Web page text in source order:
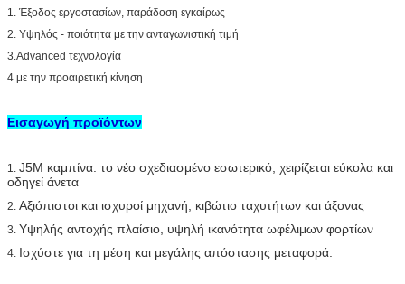
1. Έξοδος εργοστασίων, παράδοση εγκαίρως
2. Υψηλός - ποιότητα με την ανταγωνιστική τιμή
3.Advanced τεχνολογία
4 με την προαιρετική κίνηση
Εισαγωγή προϊόντων
1. J5M καμπίνα: το νέο σχεδιασμένο εσωτερικό, χειρίζεται εύκολα και
οδηγεί άνετα
2. Αξιόπιστοι και ισχυροί μηχανή, κιβώτιο ταχυτήτων και άξονας
3. Υψηλής αντοχής πλαίσιο, υψηλή ικανότητα ωφέλιμων φορτίων
4. Ισχύστε για τη μέση και μεγάλης απόστασης μεταφορά.